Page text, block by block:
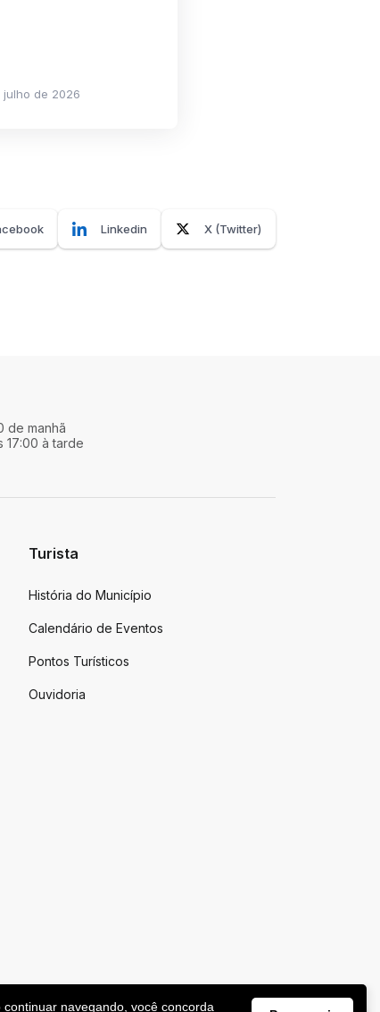
julho de 2026
Linkedin X (Twitter)
de manhã
17:00 à tarde
Turista
História do Município
Calendário de Eventos
Pontos Turísticos
Ouvidoria
continuar navegando, você concorda